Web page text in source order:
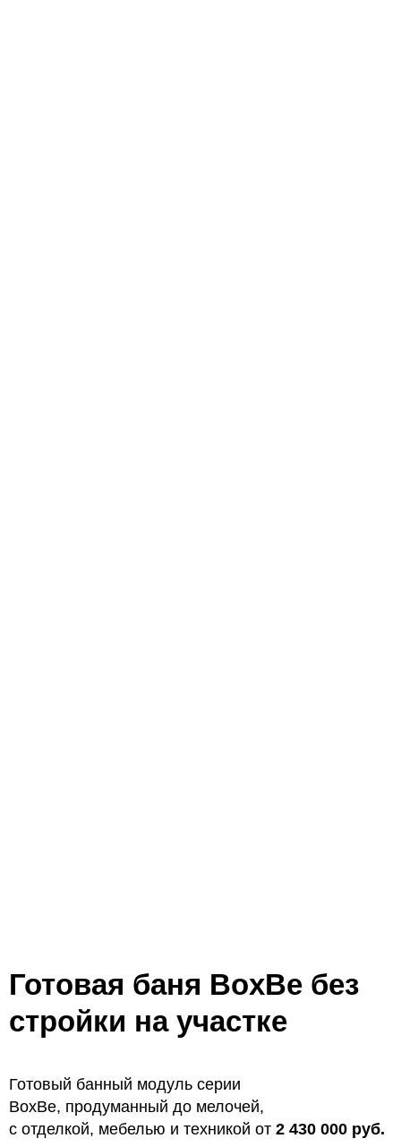
Готовая баня BoxBe без
стройки на участке
Готовый банный модуль серии
BoxBe, продуманный до мелочей,
с отделкой, мебелью и техникой от 2 430 000 руб.